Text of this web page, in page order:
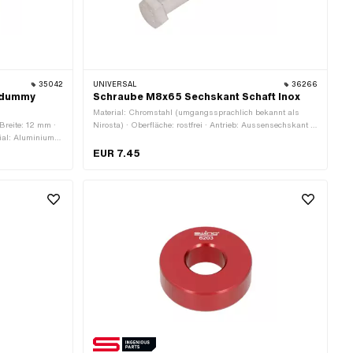
35042
12 mm ·
Aluminium ·
· Ø innen:
UNIVERSAL 36266
Schraube M8x65 Sechskant Schaft Inox
Material: Chromstahl (umgangssprachlich bekannt als
Nirosta) · Oberfläche: rostfrei · Antrieb: Aussensechskant ·
(Standardgewinde) · Schraubenkopf: Sechskant · Schaft: Ja
EUR 7.45